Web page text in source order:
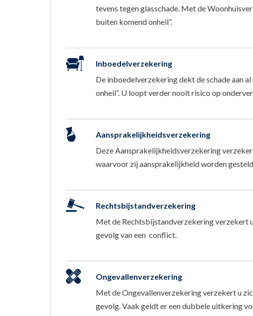
tevens tegen glasschade. Met de
buiten komend onheil”.
Inboedelverzekering
De inboedelverzekering dekt de schade aan
onheil”. U loopt verder nooit risico op
Aansprakelijkheidsverzekering
Deze Aansprakelijkheidsverzekering
waarvoor zij aansprakelijkheid worden
Rechtsbijstandverzekering
Met de Rechtsbijstandverzekering verzekert
gevolg van een conflict.
Ongevallenverzekering
Met de Ongevallenverzekering verzekert u
gevolg. Vaak geldt er een dubbele uitkering